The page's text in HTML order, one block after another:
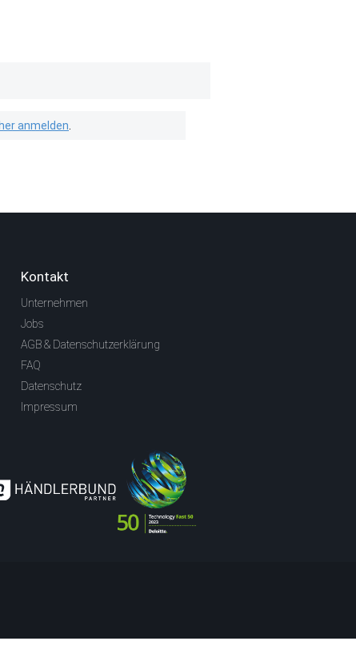
anmelden
Kontakt
Unternehmen
Jobs
AGB & Datenschutzerklärung
FAQ
Datenschutz
Impressum